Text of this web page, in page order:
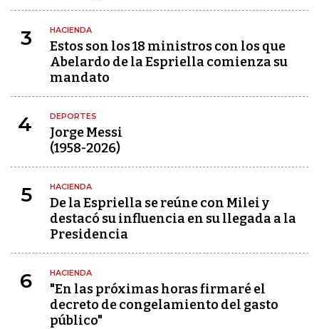
3 HACIENDA
Estos son los 18 ministros con los que
Abelardo de la Espriella comienza su
mandato
4 DEPORTES
Jorge Messi
(1958-2026)
5 HACIENDA
De la Espriella se reúne con Milei y
destacó su influencia en su llegada a la
Presidencia
6 HACIENDA
"En las próximas horas firmaré el
decreto de congelamiento del gasto
público"